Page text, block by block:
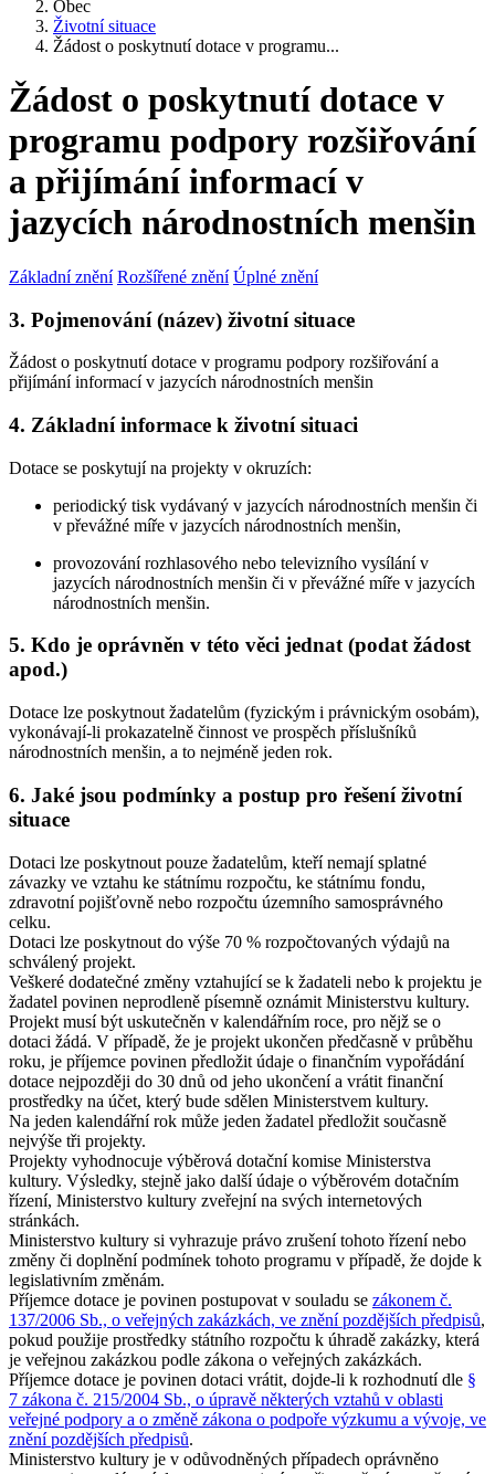
Obec
Životní situace
Žádost o poskytnutí dotace v programu...
Žádost o poskytnutí dotace v
programu podpory rozšiřování
a přijímání informací v
jazycích národnostních menšin
Základní znění Rozšířené znění Úplné znění
3. Pojmenování (název) životní situace
Žádost o poskytnutí dotace v programu podpory rozšiřování a
přijímání informací v jazycích národnostních menšin
4. Základní informace k životní situaci
Dotace se poskytují na projekty v okruzích:
periodický tisk vydávaný v jazycích národnostních menšin či
v převážné míře v jazycích národnostních menšin,
provozování rozhlasového nebo televizního vysílání v
jazycích národnostních menšin či v převážné míře v jazycích
národnostních menšin.
5. Kdo je oprávněn v této věci jednat (podat žádost
apod.)
Dotace lze poskytnout žadatelům (fyzickým i právnickým osobám),
vykonávají-li prokazatelně činnost ve prospěch příslušníků
národnostních menšin, a to nejméně jeden rok.
6. Jaké jsou podmínky a postup pro řešení životní
situace
Dotaci lze poskytnout pouze žadatelům, kteří nemají splatné
závazky ve vztahu ke státnímu rozpočtu, ke státnímu fondu,
zdravotní pojišťovně nebo rozpočtu územního samosprávného
celku.
Dotaci lze poskytnout do výše 70 % rozpočtovaných výdajů na
schválený projekt.
Veškeré dodatečné změny vztahující se k žadateli nebo k projektu je
žadatel povinen neprodleně písemně oznámit Ministerstvu kultury.
Projekt musí být uskutečněn v kalendářním roce, pro nějž se o
dotaci žádá. V případě, že je projekt ukončen předčasně v průběhu
roku, je příjemce povinen předložit údaje o finančním vypořádání
dotace nejpozději do 30 dnů od jeho ukončení a vrátit finanční
prostředky na účet, který bude sdělen Ministerstvem kultury.
Na jeden kalendářní rok může jeden žadatel předložit současně
nejvýše tři projekty.
Projekty vyhodnocuje výběrová dotační komise Ministerstva
kultury. Výsledky, stejně jako další údaje o výběrovém dotačním
řízení, Ministerstvo kultury zveřejní na svých internetových
stránkách.
Ministerstvo kultury si vyhrazuje právo zrušení tohoto řízení nebo
změny či doplnění podmínek tohoto programu v případě, že dojde k
legislativním změnám.
Příjemce dotace je povinen postupovat v souladu se zákonem č.
137/2006 Sb., o veřejných zakázkách, ve znění pozdějších předpisů,
pokud použije prostředky státního rozpočtu k úhradě zakázky, která
je veřejnou zakázkou podle zákona o veřejných zakázkách.
Příjemce dotace je povinen dotaci vrátit, dojde-li k rozhodnutí dle §
7 zákona č. 215/2004 Sb., o úpravě některých vztahů v oblasti
veřejné podpory a o změně zákona o podpoře výzkumu a vývoje, ve
znění pozdějších předpisů.
Ministerstvo kultury je v odůvodněných případech oprávněno